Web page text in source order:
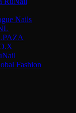
Nails
Fashion